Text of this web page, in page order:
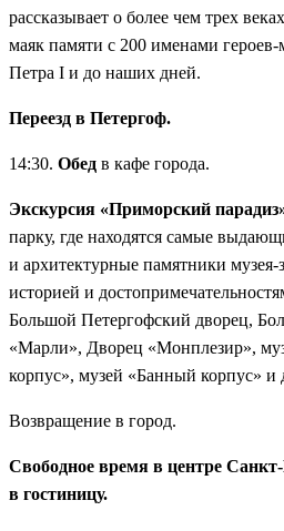
рассказывает о более чем трех
маяк памяти с 200 именами героев-
Петра I и до наших дней.
Переезд в Петергоф.
14:30. Обед в кафе города.
Экскурсия «Приморский
парку, где находятся самые
и архитектурные памятники музея-
историей и
Большой Петергофский дворец,
«Марли», Дворец «Монплезир»,
корпус», музей «Банный корпус» и
Возвращение в город.
Свободное время в центре
в гостиницу.